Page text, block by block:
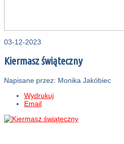
03-12-2023
Kiermasz świąteczny
Napisane przez: Monika Jakóbiec
Wydrukuj
Email